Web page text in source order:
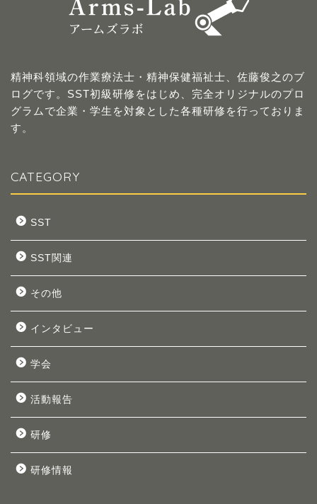
精神科領域の作業療法士・精神保健福祉士、佐藤俊之のブ
ログです。SST初級研修をはじめ、完全オリジナルのプロ
グラムで企業・学生を対象とした各種研修を行っておりま
す。
CATEGORY
SST
SST関連
その他
インタビュー
学会
活動報告
研修
研修情報